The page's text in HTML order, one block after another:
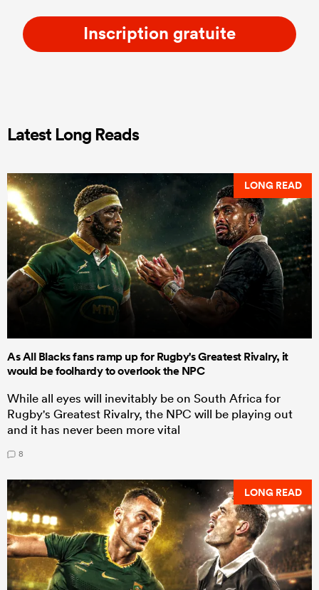
Inscription gratuite
Latest Long Reads
LONG READ
As All Blacks fans ramp up for Rugby's Greatest Rivalry, it
would be foolhardy to overlook the NPC
While all eyes will inevitably be on South Africa for
Rugby's Greatest Rivalry, the NPC will be playing out
and it has never been more vital
8
LONG READ